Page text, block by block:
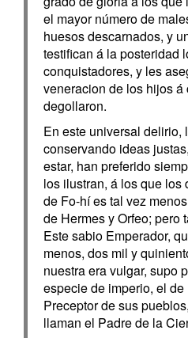
el mayor número de
huesos descarnados, y
testifican á la posteridad
conquistadores, y les
veneracion de los hijos á
degollaron.
En este universal delirio,
conservando ideas
estar, han preferido
los ilustran, á los que los
de Fo-hí es tal vez
de Hermes y Orfeo; pero
Este sabio Emperador,
menos, dos mil y
nuestra era vulgar, supo
especie de imperio, el
Preceptor de sus
llaman el Padre de la